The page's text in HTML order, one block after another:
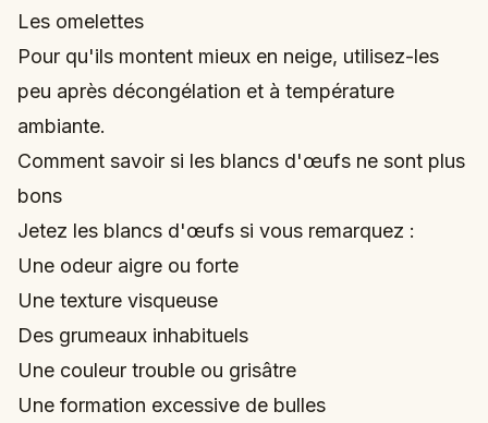
Les omelettes
Pour qu'ils montent mieux en neige, utilisez-les
peu après décongélation et à température
ambiante.
Comment savoir si les blancs d'œufs ne sont plus
bons
Jetez les blancs d'œufs si vous remarquez :
Une odeur aigre ou forte
Une texture visqueuse
Des grumeaux inhabituels
Une couleur trouble ou grisâtre
Une formation excessive de bulles